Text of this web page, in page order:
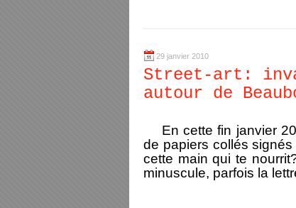
29 janvier 2010
Street-art:
autour de
En cette fin janvier
de papiers collés
cette main qui te
minuscule, parfois la